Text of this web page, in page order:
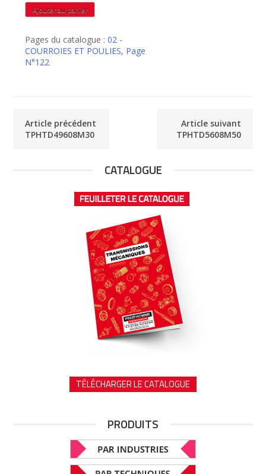
quantité
de
Ajouter au panier
Pages du catalogue :02 -
COURROIES ET POULIES, Page
N°122
Article précédent
TPHTD49608M30
Article suivant
TPHTD5608M50
CATALOGUE
TÉLÉCHARGER LE CATALOGUE
PRODUITS